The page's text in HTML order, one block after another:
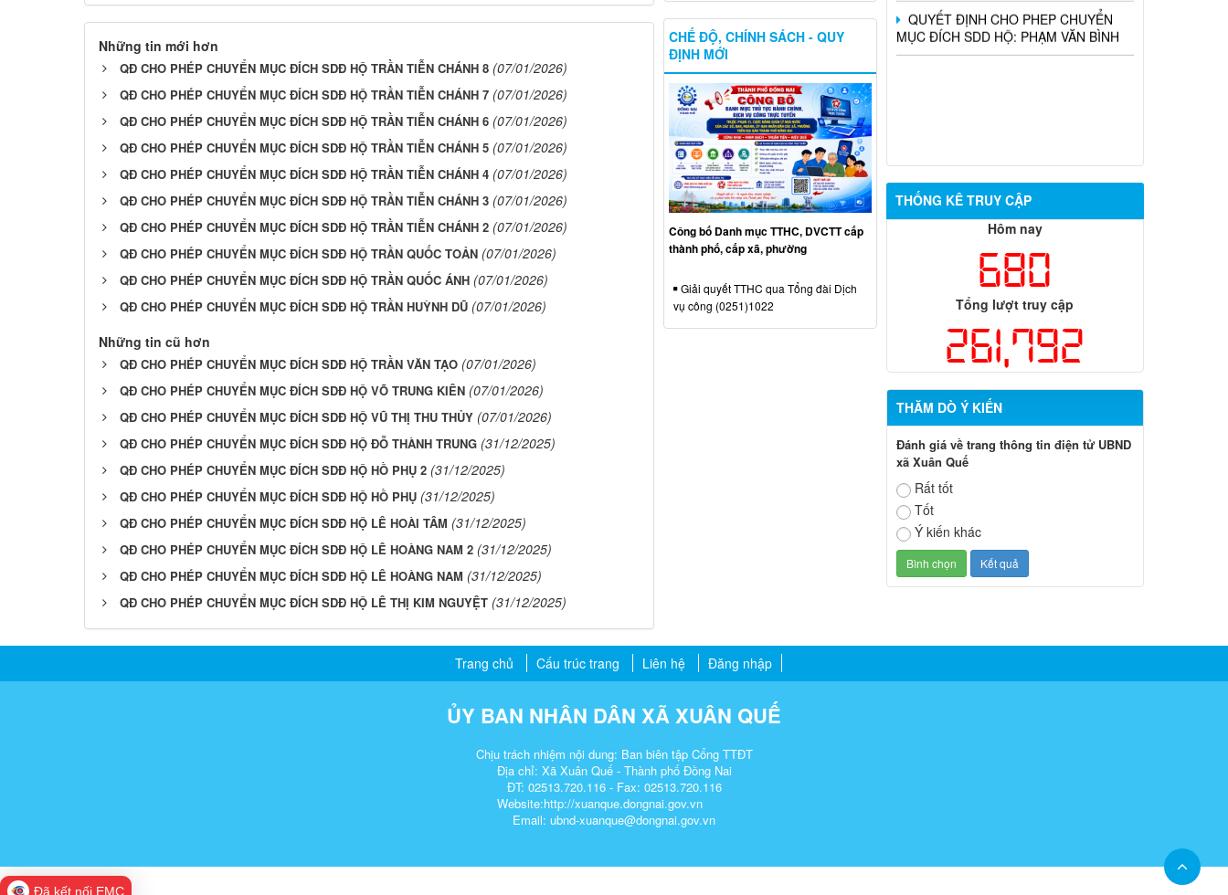
Những tin mới hơn
QĐ CHO PHÉP CHUYỂN MỤC ĐÍCH SDĐ HỘ TRẦN TIỄN CHÁNH 8 (07/01/2026)
QĐ CHO PHÉP CHUYỂN MỤC ĐÍCH SDĐ HỘ TRẦN TIỄN CHÁNH 7 (07/01/2026)
QĐ CHO PHÉP CHUYỂN MỤC ĐÍCH SDĐ HỘ TRẦN TIỄN CHÁNH 6 (07/01/2026)
QĐ CHO PHÉP CHUYỂN MỤC ĐÍCH SDĐ HỘ TRẦN TIỄN CHÁNH 5 (07/01/2026)
QĐ CHO PHÉP CHUYỂN MỤC ĐÍCH SDĐ HỘ TRẦN TIỄN CHÁNH 4 (07/01/2026)
QĐ CHO PHÉP CHUYỂN MỤC ĐÍCH SDĐ HỘ TRẦN TIỄN CHÁNH 3 (07/01/2026)
QĐ CHO PHÉP CHUYỂN MỤC ĐÍCH SDĐ HỘ TRẦN TIỄN CHÁNH 2 (07/01/2026)
QĐ CHO PHÉP CHUYỂN MỤC ĐÍCH SDĐ HỘ TRẦN QUỐC TOẢN (07/01/2026)
QĐ CHO PHÉP CHUYỂN MỤC ĐÍCH SDĐ HỘ TRẦN QUỐC ÁNH (07/01/2026)
QĐ CHO PHÉP CHUYỂN MỤC ĐÍCH SDĐ HỘ TRẦN HUỲNH DŨ (07/01/2026)
Những tin cũ hơn
QĐ CHO PHÉP CHUYỂN MỤC ĐÍCH SDĐ HỘ TRẦN VĂN TẠO (07/01/2026)
QĐ CHO PHÉP CHUYỂN MỤC ĐÍCH SDĐ HỘ VÕ TRUNG KIÊN (07/01/2026)
QĐ CHO PHÉP CHUYỂN MỤC ĐÍCH SDĐ HỘ VŨ THỊ THU THỦY (07/01/2026)
QĐ CHO PHÉP CHUYỂN MỤC ĐÍCH SDĐ HỘ ĐỖ THÀNH TRUNG (31/12/2025)
QĐ CHO PHÉP CHUYỂN MỤC ĐÍCH SDĐ HỘ HỒ PHỤ 2 (31/12/2025)
QĐ CHO PHÉP CHUYỂN MỤC ĐÍCH SDĐ HỘ HỒ PHỤ (31/12/2025)
QĐ CHO PHÉP CHUYỂN MỤC ĐÍCH SDĐ HỘ LÊ HOÀI TÂM (31/12/2025)
QĐ CHO PHÉP CHUYỂN MỤC ĐÍCH SDĐ HỘ LÊ HOÀNG NAM 2 (31/12/2025)
QĐ CHO PHÉP CHUYỂN MỤC ĐÍCH SDĐ HỘ LÊ HOÀNG NAM (31/12/2025)
QĐ CHO PHÉP CHUYỂN MỤC ĐÍCH SDĐ HỘ LÊ THỊ KIM NGUYỆT (31/12/2025)
QUYẾT ĐỊNH CHO PHEP CHUYỂN
MỤC ĐÍCH SDD HỘ: PHẠM VĂN BÌNH
THỐNG KÊ TRUY CẬP
Hôm nay
680
Tổng lượt truy cập
261,792
THĂM DÒ Ý KIẾN
Đánh giá về trang thông tin điện tử UBND
xã Xuân Quế
Rất tốt
Tốt
Ý kiến khác
CHẾ ĐỘ, CHÍNH SÁCH - QUY
ĐỊNH MỚI
Công bố Danh mục TTHC, DVCTT cấp
thành phố, cấp xã, phường
Giải quyết TTHC qua Tổng đài Dịch
vụ công (0251)1022
Trang chủ Cấu trúc trang Liên hệ Đăng nhập
ỦY BAN NHÂN DÂN XÃ XUÂN QUẾ
Chịu trách nhiệm nội dung: Ban biên tập Cổng TTĐT
Địa chỉ: Xã Xuân Quế - Thành phố Đồng Nai
ĐT: 02513.720.116 - Fax: 02513.720.116
Website:http://xuanque.dongnai.gov.vn
Email: ubnd-xuanque@dongnai.gov.vn​
Đã kết nối EMC